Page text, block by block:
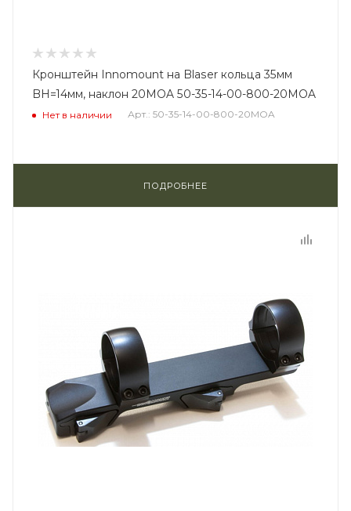
Кронштейн Innomount на Blaser кольца 35мм
BH=14мм, наклон 20MOA 50-35-14-00-800-20MOA
Нет в наличии Арт.: 50-35-14-00-800-20MOA
ПОДРОБНЕЕ